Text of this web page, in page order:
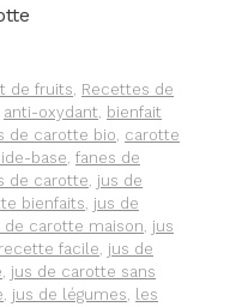
de fruits, Recettes de
anti-oxydant, bienfait
de carotte bio, carotte
base, fanes de
de carotte, jus de
bienfaits, jus de
de carotte maison, jus
facile, jus de
, jus de carotte sans
, jus de légumes, les